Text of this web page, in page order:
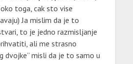
toga, cak sto vise
Ja mislim da je to
to je jedno razmisljanje
ali me strasno
dvojke” misli da je to samo u